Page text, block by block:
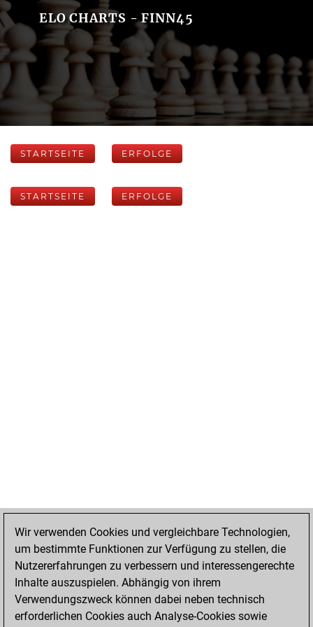
ELO CHARTS - FINN45
STARTSEITE ERFOLGE
STARTSEITE ERFOLGE
Wir verwenden Cookies und vergleichbare Technologien,
um bestimmte Funktionen zur Verfügung zu stellen, die
Nutzererfahrungen zu verbessern und interessengerechte
Inhalte auszuspielen. Abhängig von ihrem
Verwendungszweck können dabei neben technisch
erforderlichen Cookies auch Analyse-Cookies sowie